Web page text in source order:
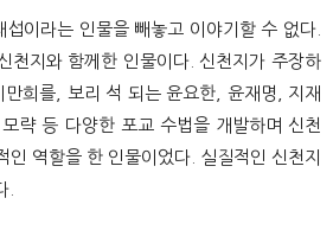
이라는 인물을 빼놓고 이야기할 수 없다.
천지와 함께한 인물이다. 신천지가 주장하
희를, 보리 석 되는 윤요한, 윤재명, 지재
략 등 다양한 포교 수법을 개발하며 신천
인 역할을 한 인물이었다. 실질적인 신천지
.